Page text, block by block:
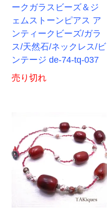
ークガラスビーズ＆ジ
ェムストーンピアス ア
ンティークビーズ/ガラ
ス/天然石/ネックレス/ビ
ンテージ de-74-tq-037
売り切れ